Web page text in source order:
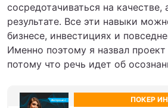
сосредотачиваться на качестве,
результате. Все эти навыки
бизнесе, инвестициях и
Именно поэтому я назвал
потому что речь идет об
ПОКЕР